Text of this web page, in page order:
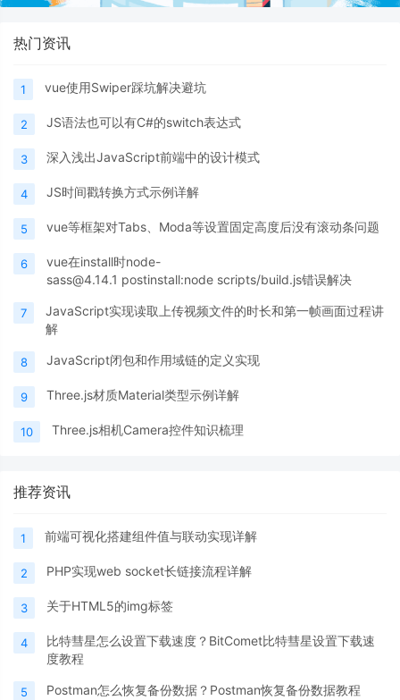
热门资讯
1 vue使用Swiper踩坑解决避坑
2 JS语法也可以有C#的switch表达式
3 深入浅出JavaScript前端中的设计模式
4 JS时间戳转换方式示例详解
5 vue等框架对Tabs、Moda等设置固定高度后没有滚动条问题
6
vue在install时node-
sass@4.14.1 postinstall:node scripts/build.js错误解决
7
JavaScript实现读取上传视频文件的时长和第一帧画面过程讲
解
8 JavaScript闭包和作用域链的定义实现
9 Three.js材质Material类型示例详解
10 Three.js相机Camera控件知识梳理
推荐资讯
1 前端可视化搭建组件值与联动实现详解
2 PHP实现web socket长链接流程详解
3 关于HTML5的img标签
4
比特彗星怎么设置下载速度？BitComet比特彗星设置下载速
度教程
5 Postman怎么恢复备份数据？Postman恢复备份数据教程